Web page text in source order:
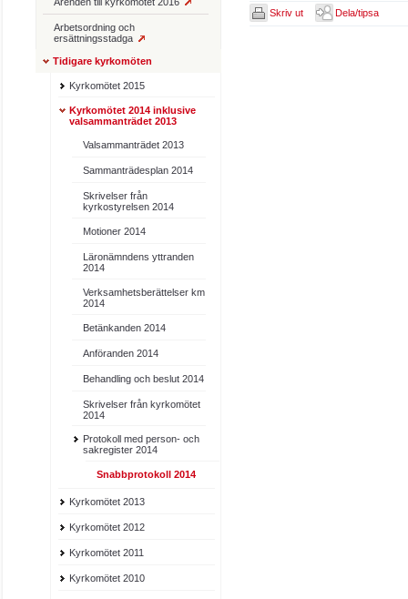
Skriv ut Dela/tipsa
Arbetsordning och
ersättningsstadga
Tidigare kyrkomöten
Kyrkomötet 2015
Kyrkomötet 2014 inklusive
valsammanträdet 2013
Valsammanträdet 2013
Sammanträdesplan 2014
Skrivelser från
kyrkostyrelsen 2014
Motioner 2014
Läronämndens yttranden
2014
Verksamhetsberättelser km
2014
Betänkanden 2014
Anföranden 2014
Behandling och beslut 2014
Skrivelser från kyrkomötet
2014
Protokoll med person- och
sakregister 2014
Snabbprotokoll 2014
Kyrkomötet 2013
Kyrkomötet 2012
Kyrkomötet 2011
Kyrkomötet 2010